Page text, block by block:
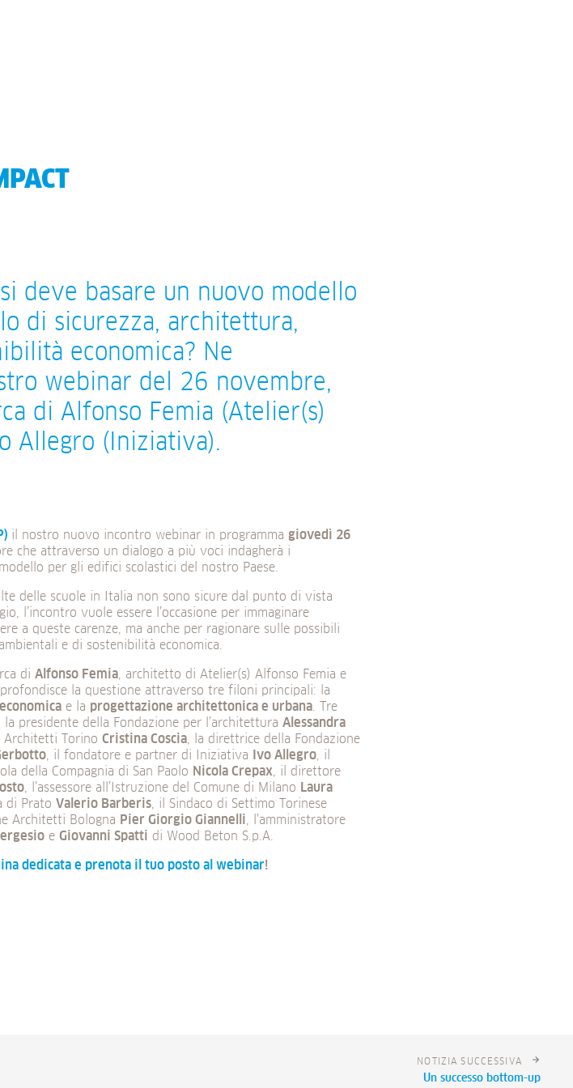
deve basare un nuovo modello
di sicurezza, architettura,
economica? Ne
webinar del 26 novembre,
di Alfonso Femia (Atelier(s)
Allegro (Iniziativa).
il nostro nuovo incontro webinar in programma giovedì 26
che attraverso un dialogo a più voci indagherà i
per gli edifici scolastici del nostro Paese.
delle scuole in Italia non sono sicure dal punto di vista
l’incontro vuole essere l’occasione per immaginare
a queste carenze, ma anche per ragionare sulle possibili
e di sostenibilità economica.
di Alfonso Femia, architetto di Atelier(s) Alfonso Femia e
la questione attraverso tre filoni principali: la
e la progettazione architettonica e urbana. Tre
presidente della Fondazione per l’architettura Alessandra
Architetti Torino Cristina Coscia, la direttrice della Fondazione
, il fondatore e partner di Iniziativa Ivo Allegro, il
della Compagnia di San Paolo Nicola Crepax, il direttore
, l’assessore all’Istruzione del Comune di Milano Laura
di Prato Valerio Barberis, il Sindaco di Settimo Torinese
Architetti Bologna Pier Giorgio Giannelli, l’amministratore
e Giovanni Spatti di Wood Beton S.p.A.
dedicata e prenota il tuo posto al webinar!
NOTIZIA SUCCESSIVA
Un successo bottom-up